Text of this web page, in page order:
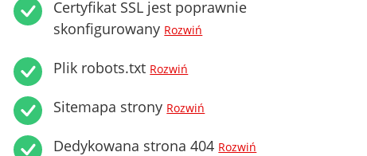
Certyfikat SSL jest poprawnie
skonfigurowany Rozwiń
Plik robots.txt Rozwiń
Sitemapa strony Rozwiń
Dedykowana strona 404 Rozwiń